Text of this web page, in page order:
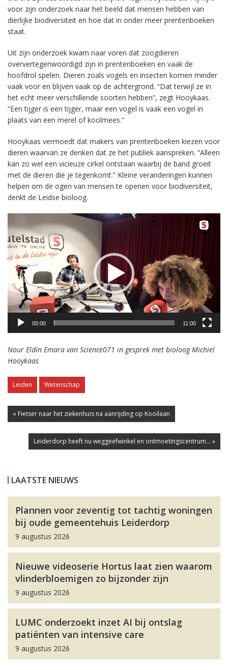
voor zijn onderzoek naar het beeld dat mensen hebben van
dierlijke biodiversiteit en hoe dat in onder meer prentenboeken
staat.
Uit zijn onderzoek kwam naar voren dat zoogdieren
oververtegenwoordigd zijn in prentenboeken en vaak de
hoofdrol spelen. Dieren zoals vogels en insecten komen minder
vaak voor en blijven vaak op de achtergrond. “Dat terwijl ze in
het echt meer verschillende soorten hebben”, zegt Hooykaas.
“Een tijger is een tijger, maar een vogel is vaak een vogel in
plaats van een merel of koolmees.”
Hooykaas vermoedt dat makers van prentenboeken kiezen voor
dieren waarvan ze denken dat ze het publiek aanspreken. “Alleen
kan zo wel een vicieuze cirkel ontstaan waarbij de band groeit
met de dieren die je tegenkomt.” Kleine veranderingen kunnen
helpen om de ogen van mensen te openen voor biodiversiteit,
denkt de Leidse bioloog.
00:00 11:00
Nour Eldín Emara van Science071 in gesprek met bioloog Michiel
Hooykaas
Leiden Wetenschap
« Fietser naar het ziekenhuis na aanrijding op Kooilaan
Leiderdorp heeft nu weggeefwinkel en ontmoetingscentrum... »
LAATSTE NIEUWS
Plannen voor zeventig tot tachtig woningen
bij oude gemeentehuis Leiderdorp
9 augustus 2026
Nieuwe videoserie Hortus laat zien waarom
vlinderbloemigen zo bijzonder zijn
9 augustus 2026
LUMC onderzoekt inzet AI bij ontslag
patiënten van intensive care
9 augustus 2026